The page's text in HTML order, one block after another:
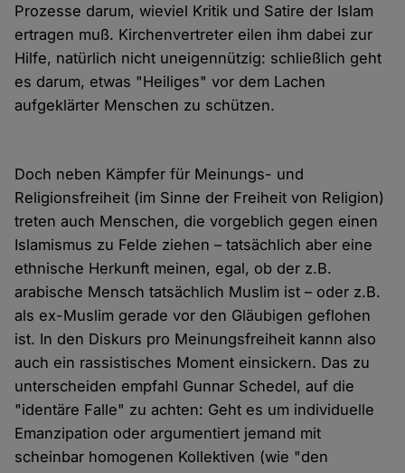
Prozesse darum, wieviel Kritik und Satire der Islam
ertragen muß. Kirchenvertreter eilen ihm dabei zur
Hilfe, natürlich nicht uneigennützig: schließlich geht
es darum, etwas "Heiliges" vor dem Lachen
aufgeklärter Menschen zu schützen.
Doch neben Kämpfer für Meinungs- und
Religionsfreiheit (im Sinne der Freiheit von Religion)
treten auch Menschen, die vorgeblich gegen einen
Islamismus zu Felde ziehen – tatsächlich aber eine
ethnische Herkunft meinen, egal, ob der z.B.
arabische Mensch tatsächlich Muslim ist – oder z.B.
als ex-Muslim gerade vor den Gläubigen geflohen
ist. In den Diskurs pro Meinungsfreiheit kannn also
auch ein rassistisches Moment einsickern. Das zu
unterscheiden empfahl Gunnar Schedel, auf die
"identäre Falle" zu achten: Geht es um individuelle
Emanzipation oder argumentiert jemand mit
scheinbar homogenen Kollektiven (wie "den